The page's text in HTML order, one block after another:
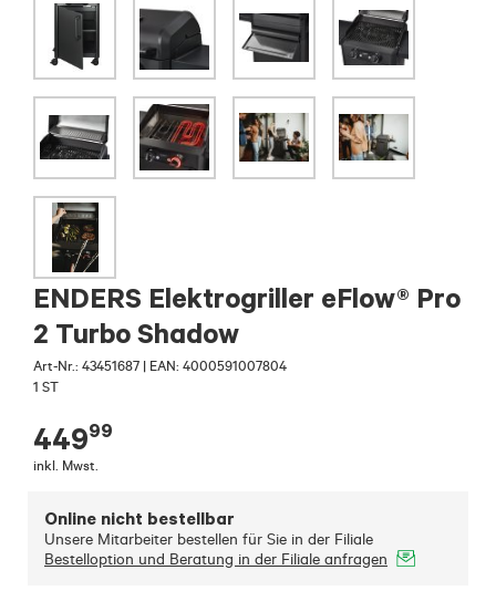
ENDERS Elektrogriller eFlow® Pro
2 Turbo Shadow
Art-Nr.: 43451687 | EAN: 4000591007804
1 ST
44999
inkl. Mwst.
Online nicht bestellbar
Unsere Mitarbeiter bestellen für Sie in der Filiale
Bestelloption und Beratung in der Filiale anfragen